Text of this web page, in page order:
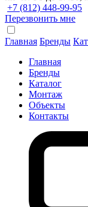
+7 (812) 448-99-95
Перезвонить мне
Главная Бренды
Главная
Бренды
Каталог
Монтаж
Объекты
Контакты